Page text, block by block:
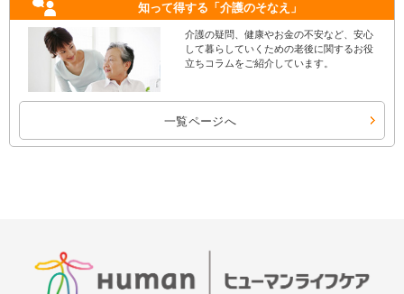
知って得する 「介護のそなえ」
介護の疑問、健康やお金の不安など、安心
して暮らしていくための老後に関するお役
立ちコラムをご紹介しています。
一覧ページへ